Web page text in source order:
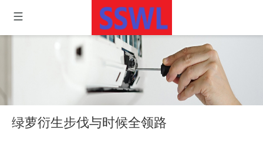
绿萝衍生步伐与时候全领路